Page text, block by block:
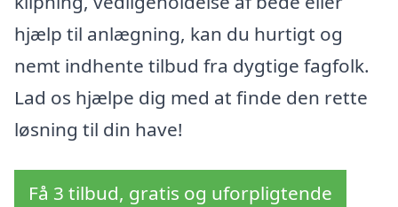
hjælp til anlægning, kan du hurtigt og
nemt indhente tilbud fra dygtige fagfolk.
Lad os hjælpe dig med at finde den rette
løsning til din have!
Få 3 tilbud, gratis og uforpligtende